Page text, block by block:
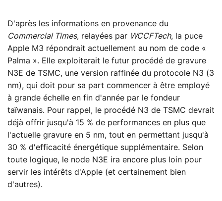
D'après les informations en provenance du
Commercial Times, relayées par WCCFTech, la puce
Apple M3 répondrait actuellement au nom de code «
Palma ». Elle exploiterait le futur procédé de gravure
N3E de TSMC, une version raffinée du protocole N3 (3
nm), qui doit pour sa part commencer à être employé
à grande échelle en fin d'année par le fondeur
taïwanais. Pour rappel, le procédé N3 de TSMC devrait
déjà offrir jusqu'à 15 % de performances en plus que
l'actuelle gravure en 5 nm, tout en permettant jusqu'à
30 % d'efficacité énergétique supplémentaire. Selon
toute logique, le node N3E ira encore plus loin pour
servir les intérêts d'Apple (et certainement bien
d'autres).